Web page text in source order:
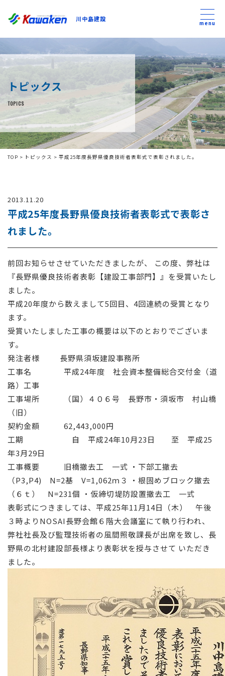
川中島建設
川中島建設
トップ
トピックス
事業内容
私たちについて
コンテンツ
お問い合わせ
menu
トピックス
TOPICS
TOP > トピックス > 平成25年度長野県優良技術者表彰式で表彰されました。
2013.11.20
平成25年度長野県優良技術者表彰式で表彰さ
れました。
前回お知らせさせていただきましたが、 この度、弊社は
『長野県優良技術者表彰【建設工事部門】』を受賞いたし
ました。
平成20年度から数えまして5回目、4回連続の受賞となり
ます。
受賞いたしました工事の概要は以下のとおりでございま
す。
発注者様 長野県須坂建設事務所
工事名 平成24年度 社会資本整備総合交付金（道
路）工事
工事場所 （国）４０６号 長野市・須坂市 村山橋
（旧）
契約金額 62,443,000円
工期 自 平成24年10月23日 至 平成25
年3月29日
工事概要 旧橋撤去工 一式 ・下部工撤去
（P3,P4) N=2基 V=1,062ｍ３ ・根固めブロック撤去
（６ｔ） N=231個 ・仮締切堤防設置撤去工 一式
表彰式につきましては、平成25年11月14日（木） 午後
３時よりNOSAI長野会館６階大会議室にて執り行われ、
弊社社長及び監理技術者の風間照敬課長が出席を致し、長
野県の北村建設部長様より表彰状を授与させて いただき
ました。